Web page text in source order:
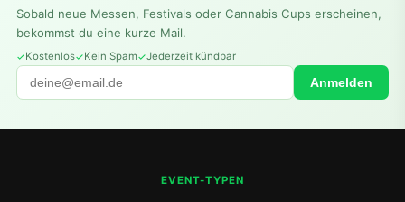
Sobald neue Messen, Festivals oder Cannabis Cups erscheinen,
bekommst du eine kurze Mail.
Kostenlos Kein Spam Jederzeit kündbar
Anmelden
EVENT-TYPEN